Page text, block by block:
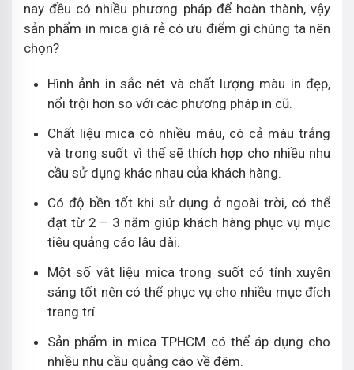
nay đều có nhiều phương pháp để hoàn thành, vậy
sản phẩm in mica giá rẻ có ưu điểm gì chúng ta nên
chọn?
Hình ảnh in sắc nét và chất lượng màu in đẹp,
nổi trội hơn so với các phương pháp in cũ.
Chất liệu mica có nhiều màu, có cả màu trắng
và trong suốt vì thế sẽ thích hợp cho nhiều nhu
cầu sử dụng khác nhau của khách hàng.
Có độ bền tốt khi sử dụng ở ngoài trời, có thể
đạt từ 2 – 3 năm giúp khách hàng phục vụ mục
tiêu quảng cáo lâu dài.
Một số vât liệu mica trong suốt có tính xuyên
sáng tốt nên có thể phục vụ cho nhiều mục đích
trang trí.
Sản phẩm in mica TPHCM có thể áp dụng cho
nhiều nhu cầu quảng cáo về đêm.